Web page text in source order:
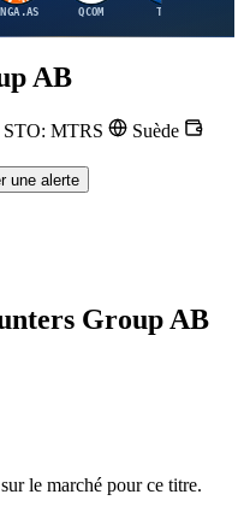
QCOM TTE
AB
STO: MTRS
Suède
une alerte
Group AB
le marché pour ce titre.